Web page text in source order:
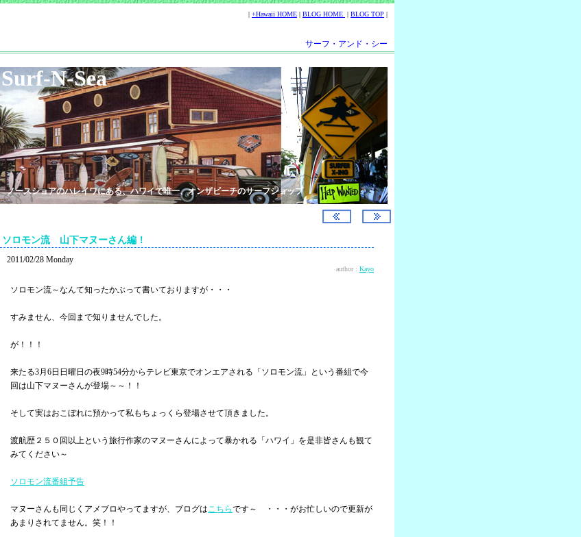
| +Hawaii HOME | BLOG HOME | BLOG TOP |
サーフ・アンド・シー
Surf-N-Sea
ノースショアのハレイワにある、ハワイで唯一、オンザビーチのサーフショップ
ソロモン流 山下マヌーさん編！
2011/02/28 Monday
author : Kayo
ソロモン流～なんて知ったかぶって書いておりますが・・・
すみません、今回まで知りませんでした。
が！！！
来たる3月6日日曜日の夜9時54分からテレビ東京でオンエアされる「ソロモン流」という番組で今
回は山下マヌーさんが登場～～！！
そして実はおこぼれに預かって私もちょっくら登場させて頂きました。
渡航歴２５０回以上という旅行作家のマヌーさんによって暴かれる「ハワイ」を是非皆さんも観て
みてください～
ソロモン流番組予告
マヌーさんも同じくアメブロやってますが、ブログはこちらです～ ・・・がお忙しいので更新が
あまりされてません。笑！！